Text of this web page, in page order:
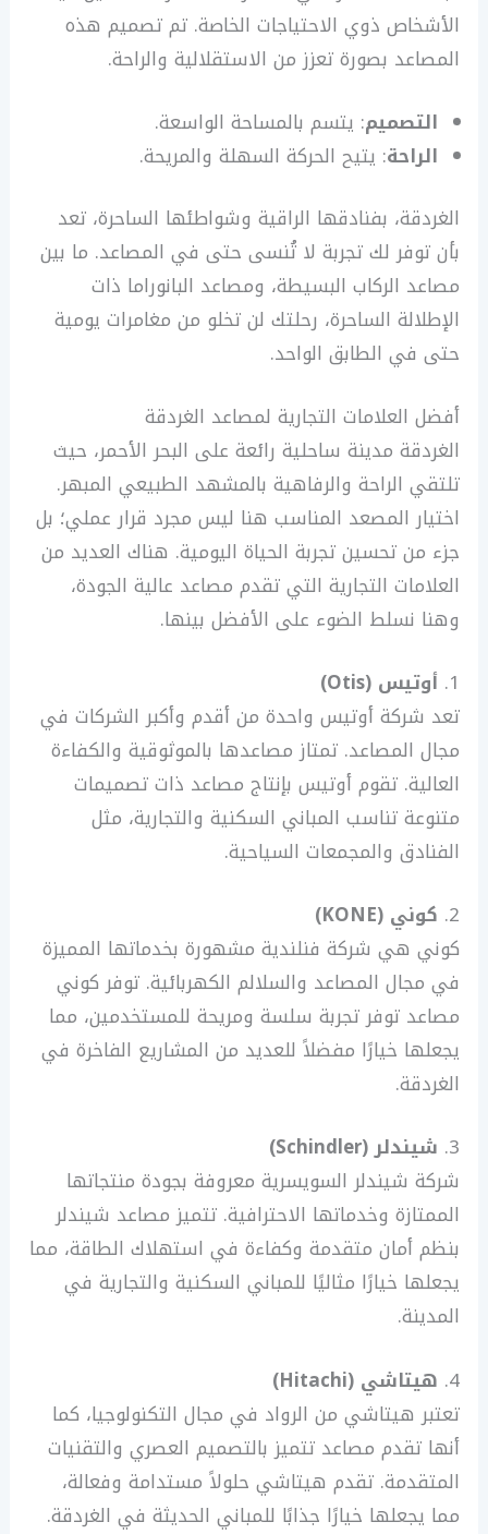
الأشخاص ذوي الاحتياجات الخاصة. تم تصميم هذه
المصاعد بصورة تعزز من الاستقلالية والراحة.
التصميم: يتسم بالمساحة الواسعة.
الراحة: يتيح الحركة السهلة والمريحة.
الغردقة، بفنادقها الراقية وشواطئها الساحرة، تعد
بأن توفر لك تجربة لا تُنسى حتى في المصاعد. ما بين
مصاعد الركاب البسيطة، ومصاعد البانوراما ذات
الإطلالة الساحرة، رحلتك لن تخلو من مغامرات يومية
حتى في الطابق الواحد.
أفضل العلامات التجارية لمصاعد الغردقة
الغردقة مدينة ساحلية رائعة على البحر الأحمر، حيث
تلتقي الراحة والرفاهية بالمشهد الطبيعي المبهر.
اختيار المصعد المناسب هنا ليس مجرد قرار عملي؛ بل
جزء من تحسين تجربة الحياة اليومية. هناك العديد من
العلامات التجارية التي تقدم مصاعد عالية الجودة،
وهنا نسلط الضوء على الأفضل بينها.
1. أوتيس (Otis)
تعد شركة أوتيس واحدة من أقدم وأكبر الشركات في
مجال المصاعد. تمتاز مصاعدها بالموثوقية والكفاءة
العالية. تقوم أوتيس بإنتاج مصاعد ذات تصميمات
متنوعة تناسب المباني السكنية والتجارية، مثل
الفنادق والمجمعات السياحية.
2. كوني (KONE)
كوني هي شركة فنلندية مشهورة بخدماتها المميزة
في مجال المصاعد والسلالم الكهربائية. توفر كوني
مصاعد توفر تجربة سلسة ومريحة للمستخدمين، مما
يجعلها خيارًا مفضلاً للعديد من المشاريع الفاخرة في
الغردقة.
3. شيندلر (Schindler)
شركة شيندلر السويسرية معروفة بجودة منتجاتها
الممتازة وخدماتها الاحترافية. تتميز مصاعد شيندلر
بنظم أمان متقدمة وكفاءة في استهلاك الطاقة، مما
يجعلها خيارًا مثاليًا للمباني السكنية والتجارية في
المدينة.
4. هيتاشي (Hitachi)
تعتبر هيتاشي من الرواد في مجال التكنولوجيا، كما
أنها تقدم مصاعد تتميز بالتصميم العصري والتقنيات
المتقدمة. تقدم هيتاشي حلولاً مستدامة وفعالة،
مما يجعلها خيارًا جذابًا للمباني الحديثة في الغردقة.